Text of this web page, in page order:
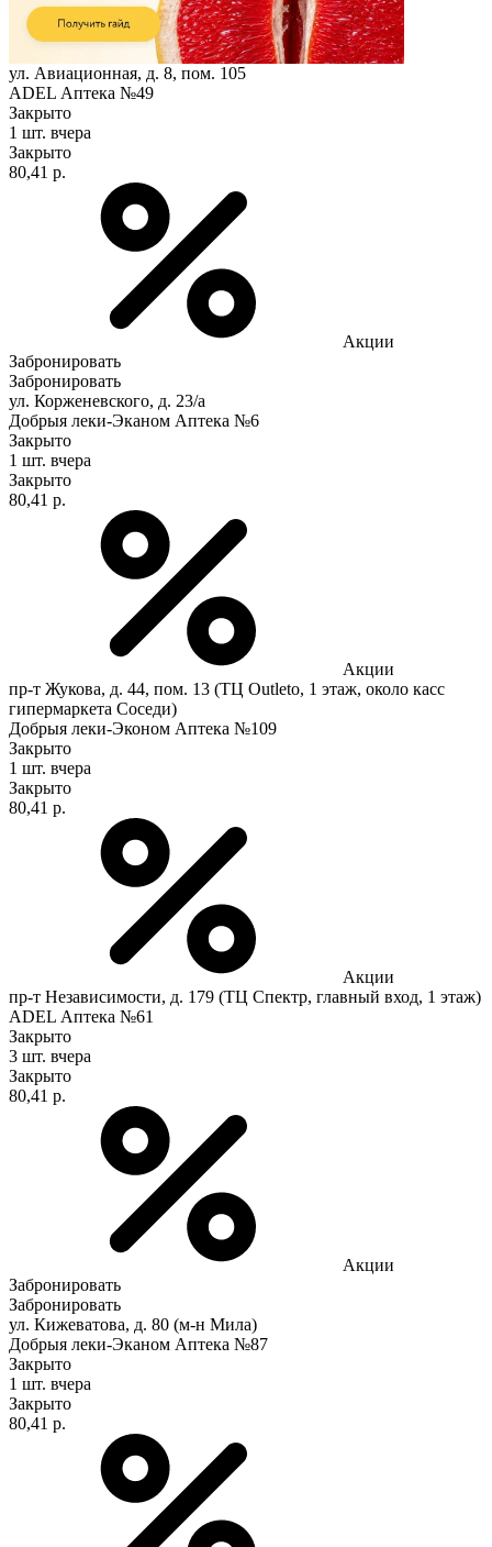
ул. Авиационная, д. 8, пом. 105
ADEL Аптека №49
Закрыто
1 шт. вчера
Закрыто
80,41 р.
Акции
Забронировать
Забронировать
ул. Корженевского, д. 23/а
Добрыя леки-Эканом Аптека №6
Закрыто
1 шт. вчера
Закрыто
80,41 р.
Акции
пр-т Жукова, д. 44, пом. 13 (ТЦ Outleto, 1 этаж, около касс
гипермаркета Соседи)
Добрыя леки-Эконом Аптека №109
Закрыто
1 шт. вчера
Закрыто
80,41 р.
Акции
пр-т Независимости, д. 179 (ТЦ Спектр, главный вход, 1 этаж)
ADEL Аптека №61
Закрыто
3 шт. вчера
Закрыто
80,41 р.
Акции
Забронировать
Забронировать
ул. Кижеватова, д. 80 (м-н Мила)
Добрыя леки-Эканом Аптека №87
Закрыто
1 шт. вчера
Закрыто
80,41 р.